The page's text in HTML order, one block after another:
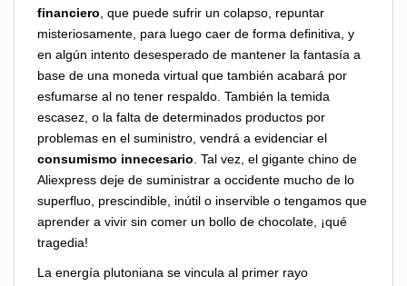
financiero , que puede sufrir un colapso, repuntar
misteriosamente, para luego caer de forma definitiva, y
en algún intento desesperado de mantener la fantasía a
base de una moneda virtual que también acabará por
esfumarse al no tener respaldo. También la temida
escasez, o la falta de determinados productos por
problemas en el suministro, vendrá a evidenciar el
consumismo innecesario . Tal vez, el gigante chino de
Aliexpress deje de suministrar a occidente mucho de lo
superfluo, prescindible, inútil o inservible o tengamos que
aprender a vivir sin comer un bollo de chocolate, ¡qué
tragedia!
La energía plutoniana se vincula al primer rayo